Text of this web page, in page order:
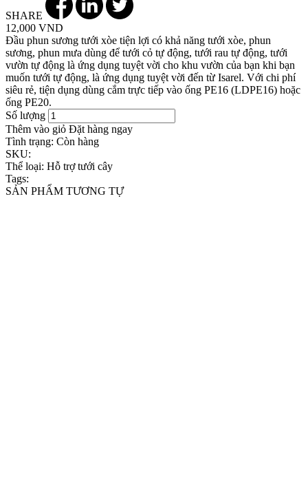
SHARE
12,000 VND
Đầu phun sương tưới xòe tiện lợi có khả năng tưới xòe, phun
sương, phun mưa dùng để tưới cỏ tự động, tưới rau tự động, tưới
vườn tự động là ứng dụng tuyệt vời cho khu vườn của bạn khi bạn
muốn tưới tự động, là ứng dụng tuyệt vời đến từ Isarel. Với chi phí
siêu rẻ, tiện dụng dùng cắm trực tiếp vào ống PE16 (LDPE16) hoặc
ống PE20.
Số lượng
Thêm vào giỏ Đặt hàng ngay
Tình trạng: Còn hàng
SKU:
Thể loại: Hỗ trợ tưới cây
Tags:
SẢN PHẨM TƯƠNG TỰ